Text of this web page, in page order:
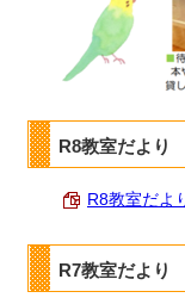
R8教室だより
R8教室だよ
R7教室だより